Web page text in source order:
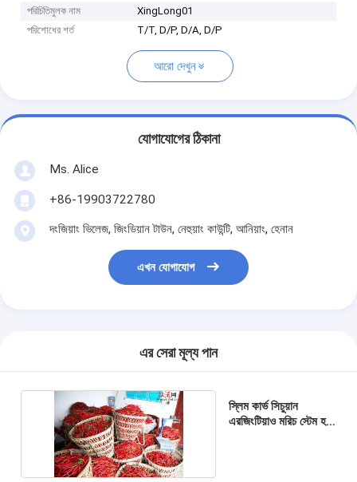
পরিচিতিমুলক নাম
XingLong01
পরিশোধের শর্ত
T/T, D/P, D/A, D/P
আরো দেখুন
যোগাযোগের ঠিকানা
Ms. Alice
+86-19903722780
দংজিয়াং ভিলেজ, জিংডিয়ান টাউন, নেহুয়াং কাউন্টি, আনিয়াং, হেনান
এখন যোগাযোগ
এর সেরা মূল্য পান
স্লিম কার্ভ সিচুয়ান
এরজিংটিয়াও মরিচ স্টেম হট